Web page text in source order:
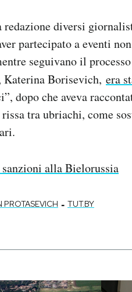
redazione diversi
partecipato a eventi
seguivano il
Katerina Borisevich, era
dopo che aveva
tra ubriachi, come
alla Bielorussia
PROTASEVICH - TUT.BY